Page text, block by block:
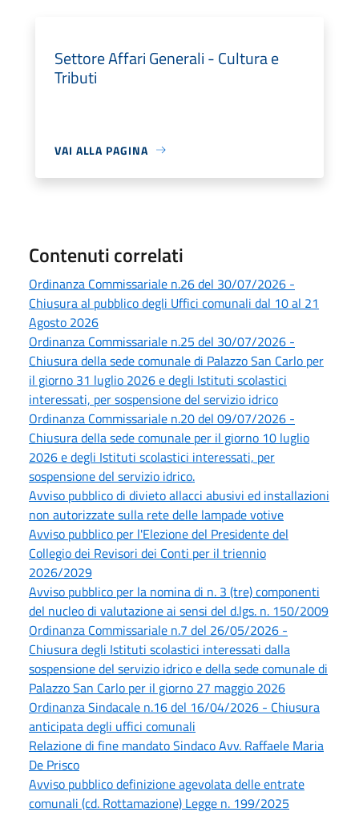
Settore Affari Generali - Cultura e
Tributi
VAI ALLA PAGINA
Contenuti correlati
Ordinanza Commissariale n.26 del 30/07/2026 -
Chiusura al pubblico degli Uffici comunali dal 10 al 21
Agosto 2026
Ordinanza Commissariale n.25 del 30/07/2026 -
Chiusura della sede comunale di Palazzo San Carlo per
il giorno 31 luglio 2026 e degli Istituti scolastici
interessati, per sospensione del servizio idrico
Ordinanza Commissariale n.20 del 09/07/2026 -
Chiusura della sede comunale per il giorno 10 luglio
2026 e degli Istituti scolastici interessati, per
sospensione del servizio idrico.
Avviso pubblico di divieto allacci abusivi ed installazioni
non autorizzate sulla rete delle lampade votive
Avviso pubblico per l'Elezione del Presidente del
Collegio dei Revisori dei Conti per il triennio
2026/2029
Avviso pubblico per la nomina di n. 3 (tre) componenti
del nucleo di valutazione ai sensi del d.lgs. n. 150/2009
Ordinanza Commissariale n.7 del 26/05/2026 -
Chiusura degli Istituti scolastici interessati dalla
sospensione del servizio idrico e della sede comunale di
Palazzo San Carlo per il giorno 27 maggio 2026
Ordinanza Sindacale n.16 del 16/04/2026 - Chiusura
anticipata degli uffici comunali
Relazione di fine mandato Sindaco Avv. Raffaele Maria
De Prisco
Avviso pubblico definizione agevolata delle entrate
comunali (cd. Rottamazione) Legge n. 199/2025